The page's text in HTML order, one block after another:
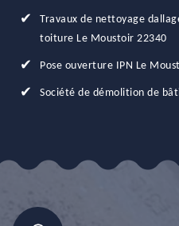
Travaux de nettoyage
toiture Le Moustoir 22340
Pose ouverture IPN Le
Société de démolition de